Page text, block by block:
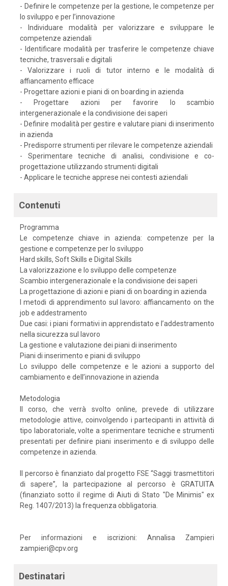
- Definire le competenze per la gestione, le competenze per
lo sviluppo e per l’innovazione
- Individuare modalità per valorizzare e sviluppare le
competenze aziendali
- Identificare modalità per trasferire le competenze chiave
tecniche, trasversali e digitali
- Valorizzare i ruoli di tutor interno e le modalità di
affiancamento efficace
- Progettare azioni e piani di on boarding in azienda
- Progettare azioni per favorire lo scambio
intergenerazionale e la condivisione dei saperi
- Definire modalità per gestire e valutare piani di inserimento
in azienda
- Predisporre strumenti per rilevare le competenze aziendali
- Sperimentare tecniche di analisi, condivisione e co-
progettazione utilizzando strumenti digitali
- Applicare le tecniche apprese nei contesti aziendali
Contenuti
Programma
Le competenze chiave in azienda: competenze per la
gestione e competenze per lo sviluppo
Hard skills, Soft Skills e Digital Skills
La valorizzazione e lo sviluppo delle competenze
Scambio intergenerazionale e la condivisione dei saperi
La progettazione di azioni e piani di on boarding in azienda
I metodi di apprendimento sul lavoro: affiancamento on the
job e addestramento
Due casi: i piani formativi in apprendistato e l’addestramento
nella sicurezza sul lavoro
La gestione e valutazione dei piani di inserimento
Piani di inserimento e piani di sviluppo
Lo sviluppo delle competenze e le azioni a supporto del
cambiamento e dell’innovazione in azienda
Metodologia
Il corso, che verrà svolto online, prevede di utilizzare
metodologie attive, coinvolgendo i partecipanti in attività di
tipo laboratoriale, volte a sperimentare tecniche e strumenti
presentati per definire piani inserimento e di sviluppo delle
competenze in azienda.
Il percorso è finanziato dal progetto FSE “Saggi trasmettitori
di sapere”, la partecipazione al percorso è GRATUITA
(finanziato sotto il regime di Aiuti di Stato "De Minimis" ex
Reg. 1407/2013) la frequenza obbligatoria.
Per informazioni e iscrizioni: Annalisa Zampieri
zampieri@cpv.org
Destinatari